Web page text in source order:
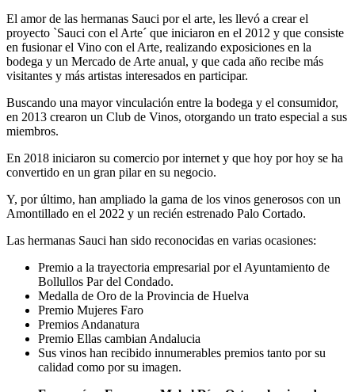
El amor de las hermanas Sauci por el arte, les llevó a crear el
proyecto `Sauci con el Arte´ que iniciaron en el 2012 y que consiste
en fusionar el Vino con el Arte, realizando exposiciones en la
bodega y un Mercado de Arte anual, y que cada año recibe más
visitantes y más artistas interesados en participar.
Buscando una mayor vinculación entre la bodega y el consumidor,
en 2013 crearon un Club de Vinos, otorgando un trato especial a sus
miembros.
En 2018 iniciaron su comercio por internet y que hoy por hoy se ha
convertido en un gran pilar en su negocio.
Y, por último, han ampliado la gama de los vinos generosos con un
Amontillado en el 2022 y un recién estrenado Palo Cortado.
Las hermanas Sauci han sido reconocidas en varias ocasiones:
Premio a la trayectoria empresarial por el Ayuntamiento de
Bollullos Par del Condado.
Medalla de Oro de la Provincia de Huelva
Premio Mujeres Faro
Premios Andanatura
Premio Ellas cambian Andalucia
Sus vinos han recibido innumerables premios tanto por su
calidad como por su imagen.